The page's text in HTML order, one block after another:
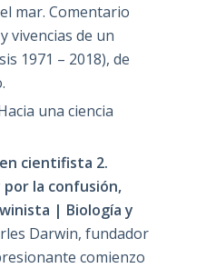
mar. Comentario
vivencias de un
1971 – 2018), de
una ciencia
cientifista 2.
por la confusión,
| Biología y
Darwin, fundador
comienzo